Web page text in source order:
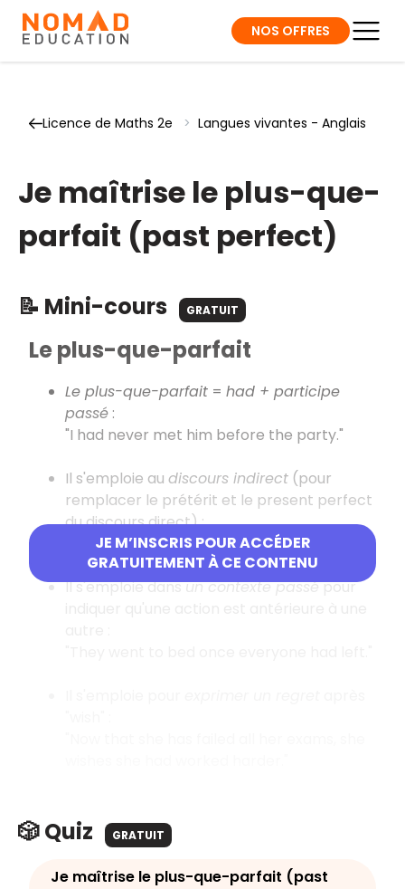
NOS OFFRES
Licence de Maths 2e > Langues vivantes - Anglais
Je maîtrise le plus-que-
parfait (past perfect)
📝 Mini-cours GRATUIT
JE M’INSCRIS POUR ACCÉDER
GRATUITEMENT À CE CONTENU
Le plus-que-parfait
Le plus-que-parfait = had + participe
passé :
"I had never met him before the party."
Il s'emploie au discours indirect (pour
remplacer le prétérit et le present perfect
du discours direct) :
"I told him I had never seen this film before."
Il s'emploie dansun contexte passépour
🎲 Quiz GRATUIT
Je maîtrise le plus-que-parfait (past